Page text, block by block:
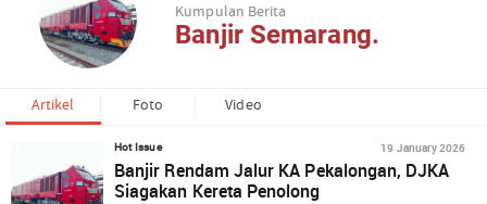
Kumpulan Berita
Banjir Semarang.
Artikel Foto Video
Hot Issue 19 January 2026
Banjir Rendam Jalur KA Pekalongan, DJKA
Siagakan Kereta Penolong